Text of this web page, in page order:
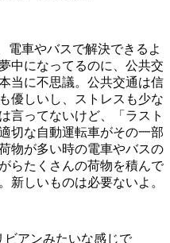
電車やバスで解決できるよ
中になってるのに、公共交
当に不思議。公共交通は信
優しいし、ストレスも少な
言ってないけど、「ラスト
切な自動運転車がその一部
物が多い時の電車やバスの
らたくさんの荷物を積んで
新しいものは必要ないよ。
ビアンみたいな感じで